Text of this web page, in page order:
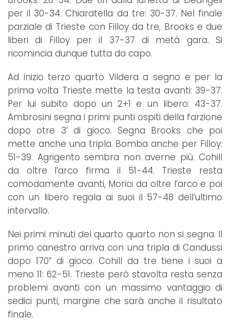
per il 30-34. Chiaratella da tre: 30-37. Nel finale
parziale di Trieste con Filloy da tre, Brooks e due
liberi di Filloy per il 37-37 di metà gara. Si
ricomincia dunque tutta da capo.
Ad inizio terzo quarto Vildera a segno e per la
prima volta Trieste mette la testa avanti: 39-37.
Per lui subito dopo un 2+1 e un libero: 43-37.
Ambrosini segna i primi punti ospiti della farzione
dopo otre 3’ di gioco. Segna Brooks che poi
mette anche una tripla. Bomba anche per Filloy:
51-39. Agrigento sembra non averne più. Cohill
da oltre l’arco firma il 51-44. Trieste resta
comodamente avanti, Morici da oltre l’arco e poi
con un libero regala ai suoi il 57-48 dell’ultimo
intervallo.
Nei primi minuti del quarto quarto non si segna. Il
primo canestro arriva con una tripla di Candussi
dopo 170” di gioco. Cohill da tre tiene i suoi a
meno 11: 62-51. Trieste però stavolta resta senza
problemi avanti con un massimo vantaggio di
sedici punti, margine che sarà anche il risultato
finale.